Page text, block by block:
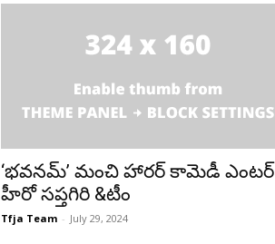
‘భవనమ్’ మంచి హారర్ కామెడీ ఎంటర్
హీరో సప్తగిరి &టీం
Tfja Team - July 29, 2024